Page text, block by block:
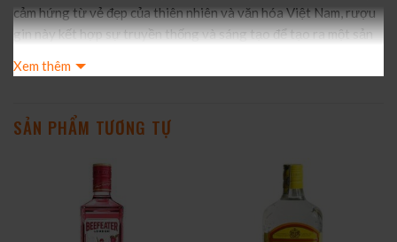
cảm hứng từ vẻ đẹp của thiên nhiên và văn hóa Việt Nam, rượu
gin này kết hợp sự truyền thống và sáng tạo để tạo ra một sản
Quá trình sản xuất và thời gian ủ:
nhiên chất lượng cao và chưng cất bằng phương pháp truyền
thống. Quá trình sản xuất kỹ lưỡng đảm bảo rượu gin có hương
vị tinh tế và chất lượng tốt nhất. Sau khi chưng cất, rượu được ủ
trong một thời gian để phát triển hương vị và độ mượt mà.
Một số điểm nổi bật:
Hương vị hoa tươi mát: Rượu Gin Sông Cái Floral mang hương
Xem thêm
SẢN PHẨM TƯƠNG TỰ